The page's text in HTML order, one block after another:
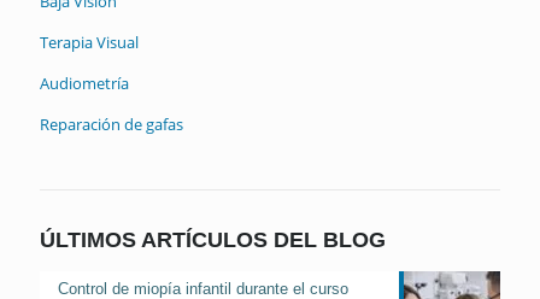
Terapia Visual
Audiometría
Reparación de gafas
ÚLTIMOS ARTÍCULOS DEL BLOG
Control de miopía infantil durante el curso